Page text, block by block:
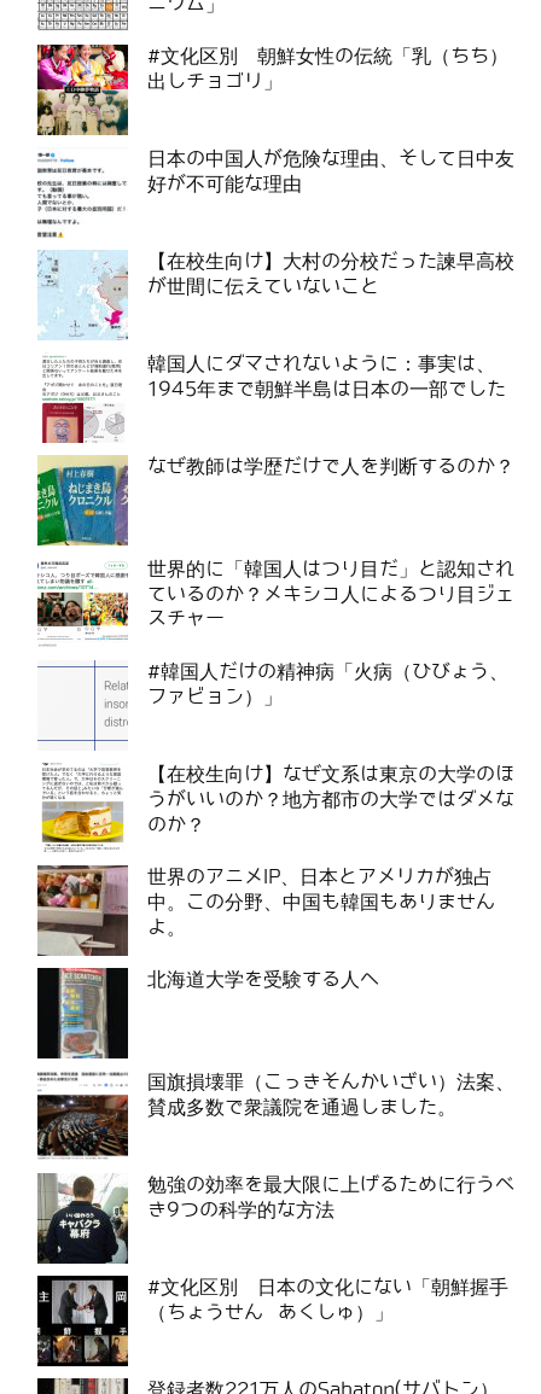
#文化区別 朝鮮女性の伝統「乳（ちち）
出しチョゴリ」
日本の中国人が危険な理由、そして日中友
好が不可能な理由
【在校生向け】大村の分校だった諫早高校
が世間に伝えていないこと
韓国人にダマされないように：事実は、
1945年まで朝鮮半島は日本の一部でした
なぜ教師は学歴だけで人を判断するのか？
世界的に「韓国人はつり目だ」と認知され
ているのか？メキシコ人によるつり目ジェ
スチャー
#韓国人だけの精神病「火病（ひびょう、
ファビョン）」
【在校生向け】なぜ文系は東京の大学のほ
うがいいのか？地方都市の大学ではダメな
のか？
世界のアニメIP、日本とアメリカが独占
中。この分野、中国も韓国もありません
よ。
北海道大学を受験する人へ
国旗損壊罪（こっきそんかいざい）法案、
賛成多数で衆議院を通過しました。
勉強の効率を最大限に上げるために行うべ
き9つの科学的な方法
#文化区別 日本の文化にない「朝鮮握手
（ちょうせん あくしゅ）」
登録者数221万人のSabaton(サバトン）、